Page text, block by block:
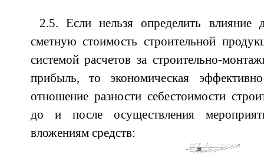
2.5. Если нельзя определить влияние
сметную стоимость строительной
системой расчетов за строительно-
прибыль, то экономическая
отношение разности себестоимости
до и после осуществления
вложениям средств: